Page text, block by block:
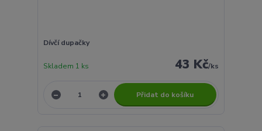
Dívčí dupačky
43 Kč/ks
Skladem 1 ks
Přidat do košíku